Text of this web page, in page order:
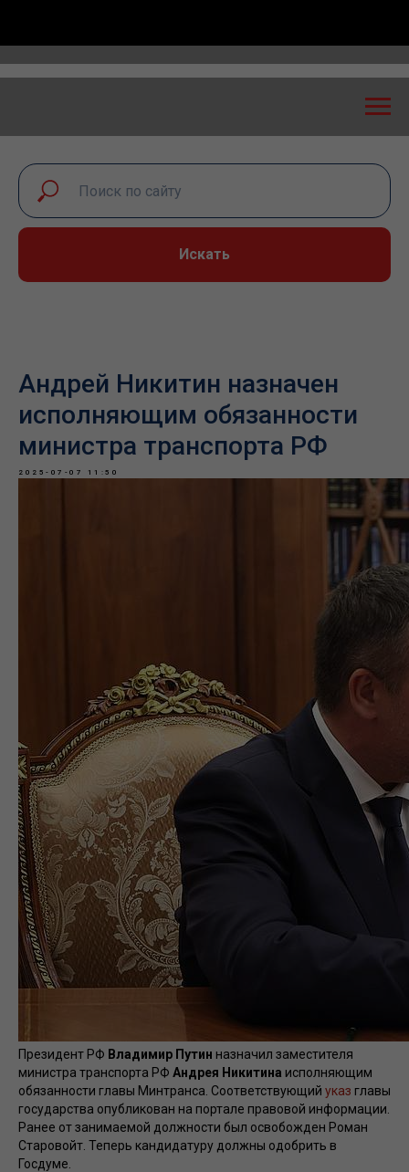
Искать
Андрей Никитин назначен
исполняющим обязанности
министра транспорта РФ
2025-07-07 11:50
Президент РФ Владимир Путин назначил заместителя
министра транспорта РФ Андрея Никитина исполняющим
обязанности главы Минтранса. Соответствующий указ главы
государства опубликован на портале правовой информации.
Ранее от занимаемой должности был освобожден Роман
Старовойт. Теперь кандидатуру должны одобрить в
Госдуме.